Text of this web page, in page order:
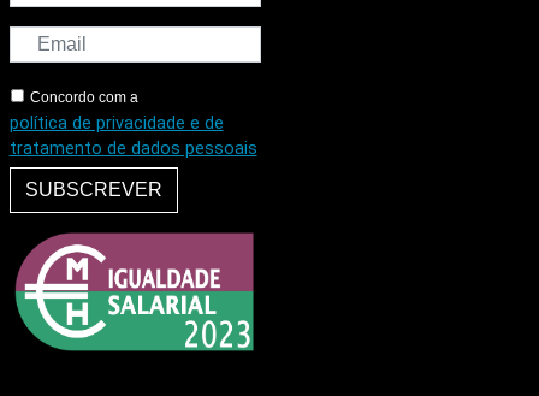
Concordo com a
política de privacidade e de
tratamento de dados pessoais
SUBSCREVER